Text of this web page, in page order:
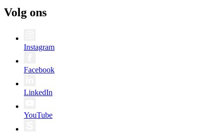
Volg ons
Instagram
Facebook
LinkedIn
YouTube